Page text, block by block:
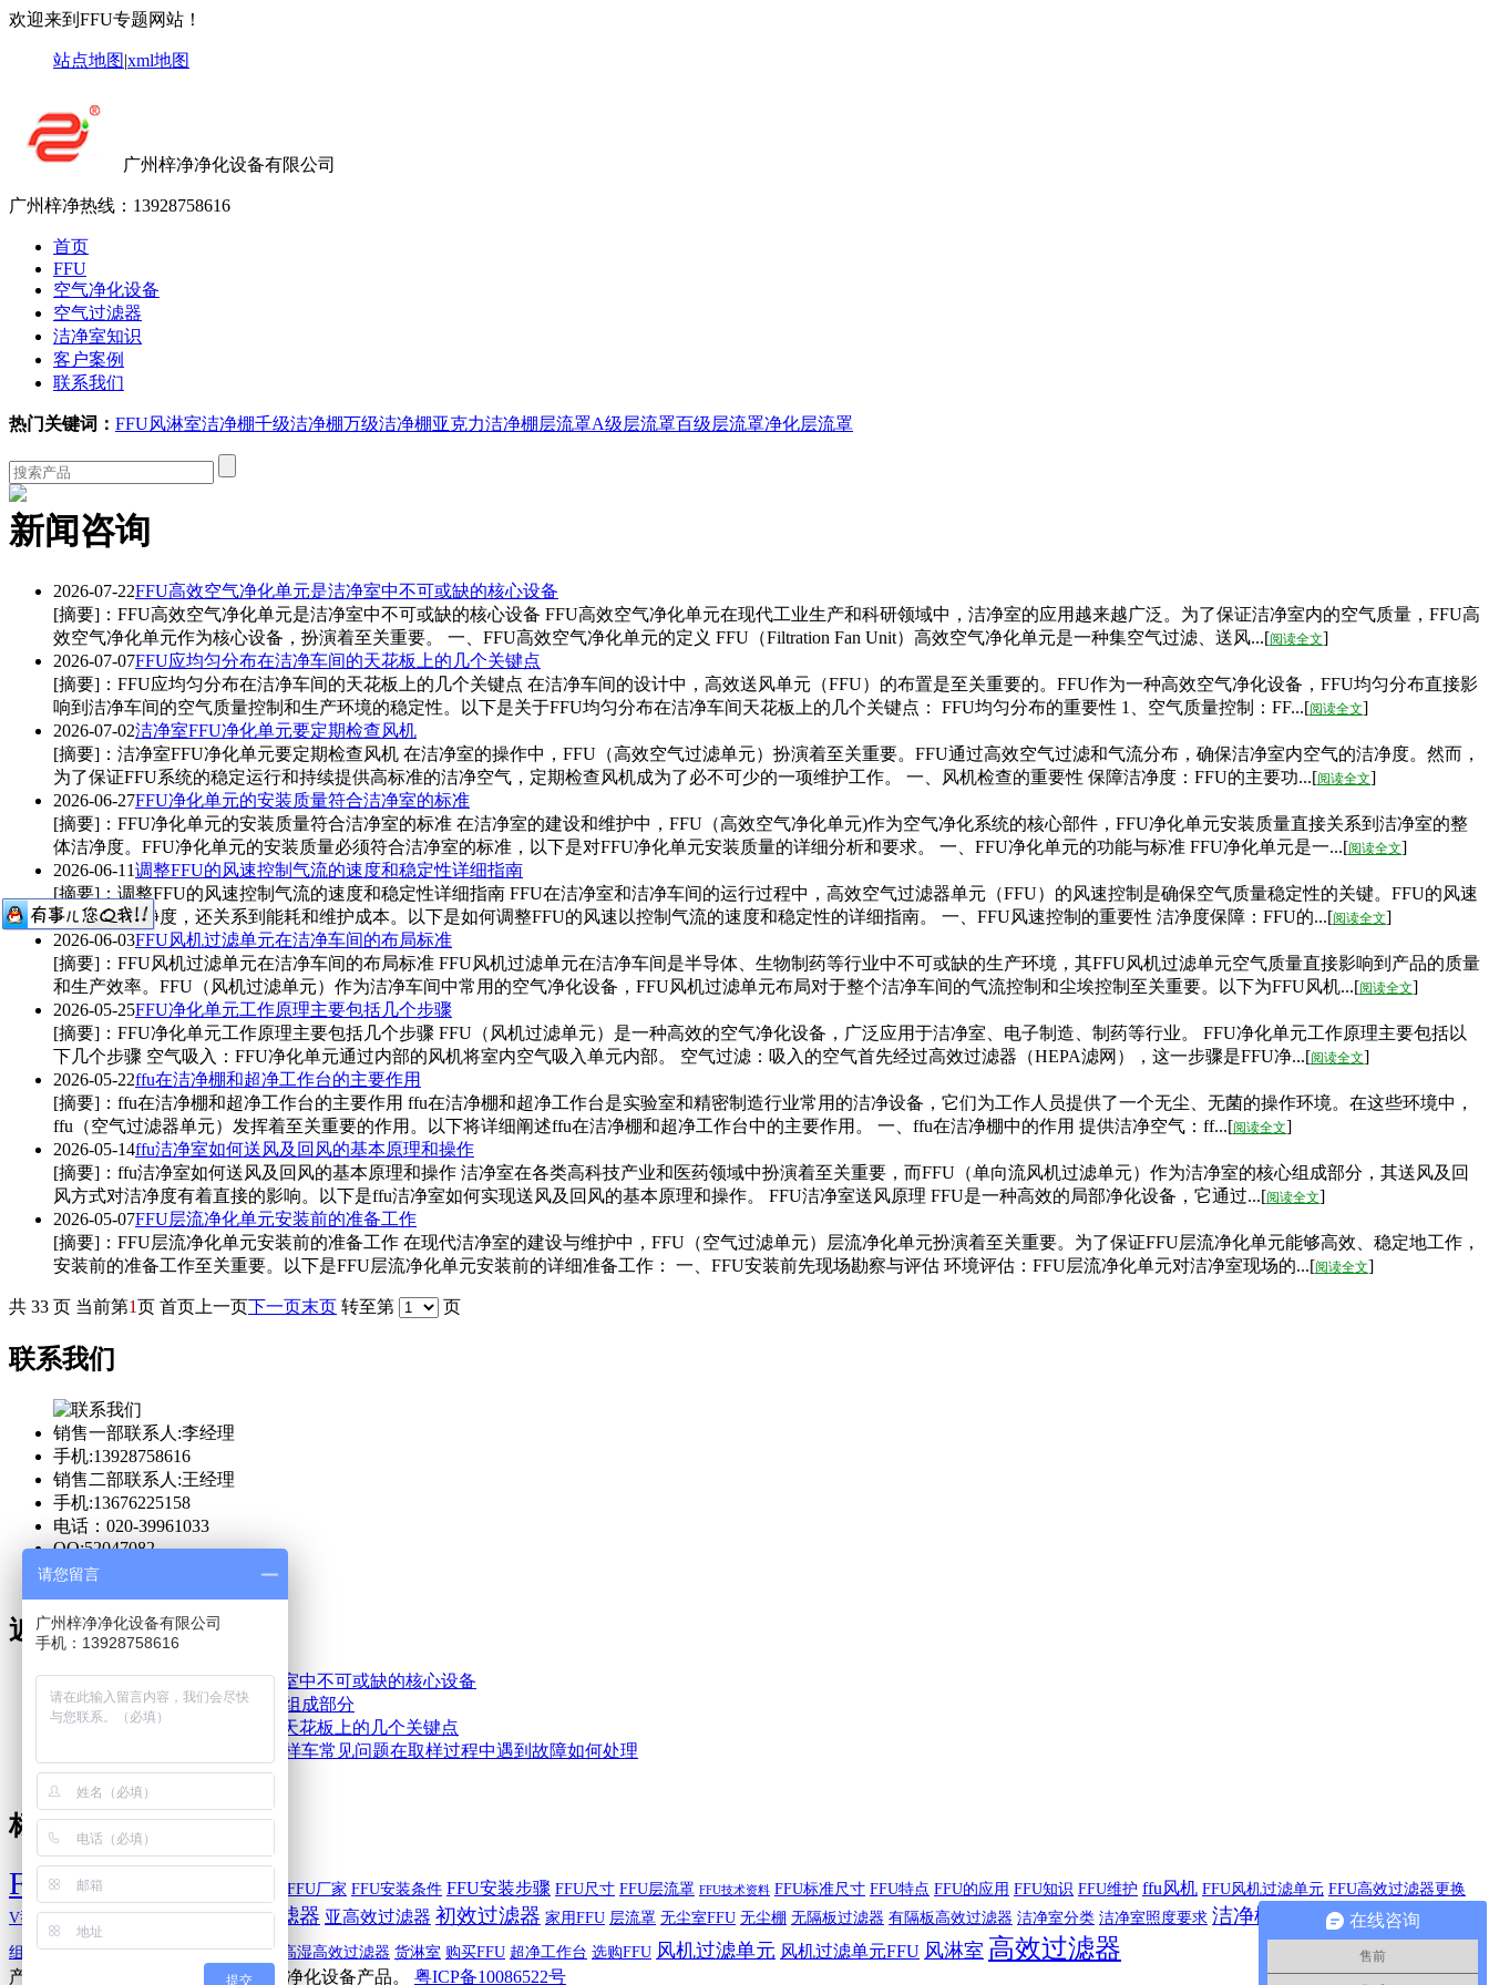
欢迎来到FFU专题网站！
站点地图|xml地图
广州梓净净化设备有限公司
广州梓净热线： 13928758616
首页
FFU
空气净化设备
空气过滤器
洁净室知识
客户案例
联系我们
热门关键词： FFU风淋室洁净棚千级洁净棚万级洁净棚亚克力洁净棚 层流罩A级层流罩百级层流罩净化层流罩
新闻咨询
2026-07-22FFU高效空气净化单元是洁净室中不可或缺的核心设备
[摘要]：FFU高效空气净化单元是洁净室中不可或缺的核心设备 FFU高效空气净化单元在现代工业生产和科研领域中，洁净室的应用越来越广泛。为了保证洁净室内的空气质量，FFU高
效空气净化单元作为核心设备，扮演着至关重要。 一、FFU高效空气净化单元的定义 FFU（Filtration Fan Unit）高效空气净化单元是一种集空气过滤、送风...[阅读全文]
2026-07-07FFU应均匀分布在洁净车间的天花板上的几个关键点
[摘要]：FFU应均匀分布在洁净车间的天花板上的几个关键点 在洁净车间的设计中，高效送风单元（FFU）的布置是至关重要的。FFU作为一种高效空气净化设备，FFU均匀分布直接影
响到洁净车间的空气质量控制和生产环境的稳定性。以下是关于FFU均匀分布在洁净车间天花板上的几个关键点： FFU均匀分布的重要性 1、空气质量控制：FF...[阅读全文]
2026-07-02洁净室FFU净化单元要定期检查风机
[摘要]：洁净室FFU净化单元要定期检查风机 在洁净室的操作中，FFU（高效空气过滤单元）扮演着至关重要。FFU通过高效空气过滤和气流分布，确保洁净室内空气的洁净度。然而，
为了保证FFU系统的稳定运行和持续提供高标准的洁净空气，定期检查风机成为了必不可少的一项维护工作。 一、风机检查的重要性 保障洁净度：FFU的主要功...[阅读全文]
2026-06-27FFU净化单元的安装质量符合洁净室的标准
[摘要]：FFU净化单元的安装质量符合洁净室的标准 在洁净室的建设和维护中，FFU（高效空气净化单元)作为空气净化系统的核心部件，FFU净化单元安装质量直接关系到洁净室的整
体洁净度。FFU净化单元的安装质量必须符合洁净室的标准，以下是对FFU净化单元安装质量的详细分析和要求。 一、FFU净化单元的功能与标准 FFU净化单元是一...[阅读全文]
2026-06-11调整FFU的风速控制气流的速度和稳定性详细指南
[摘要]：调整FFU的风速控制气流的速度和稳定性详细指南 FFU在洁净室和洁净车间的运行过程中，高效空气过滤器单元（FFU）的风速控制是确保空气质量稳定性的关键。FFU的风速
不仅影响洁净度，还关系到能耗和维护成本。以下是如何调整FFU的风速以控制气流的速度和稳定性的详细指南。 一、FFU风速控制的重要性 洁净度保障：FFU的...[阅读全文]
2026-06-03FFU风机过滤单元在洁净车间的布局标准
[摘要]：FFU风机过滤单元在洁净车间的布局标准 FFU风机过滤单元在洁净车间是半导体、生物制药等行业中不可或缺的生产环境，其FFU风机过滤单元空气质量直接影响到产品的质量
和生产效率。FFU（风机过滤单元）作为洁净车间中常用的空气净化设备，FFU风机过滤单元布局对于整个洁净车间的气流控制和尘埃控制至关重要。以下为FFU风机...[阅读全文]
2026-05-25FFU净化单元工作原理主要包括几个步骤
[摘要]：FFU净化单元工作原理主要包括几个步骤 FFU（风机过滤单元）是一种高效的空气净化设备，广泛应用于洁净室、电子制造、制药等行业。 FFU净化单元工作原理主要包括以
下几个步骤 空气吸入：FFU净化单元通过内部的风机将室内空气吸入单元内部。 空气过滤：吸入的空气首先经过高效过滤器（HEPA滤网），这一步骤是FFU净...[阅读全文]
2026-05-22ffu在洁净棚和超净工作台的主要作用
[摘要]：ffu在洁净棚和超净工作台的主要作用 ffu在洁净棚和超净工作台是实验室和精密制造行业常用的洁净设备，它们为工作人员提供了一个无尘、无菌的操作环境。在这些环境中，
ffu（空气过滤器单元）发挥着至关重要的作用。以下将详细阐述ffu在洁净棚和超净工作台中的主要作用。 一、ffu在洁净棚中的作用 提供洁净空气：ff...[阅读全文]
2026-05-14ffu洁净室如何送风及回风的基本原理和操作
[摘要]：ffu洁净室如何送风及回风的基本原理和操作 洁净室在各类高科技产业和医药领域中扮演着至关重要，而FFU（单向流风机过滤单元）作为洁净室的核心组成部分，其送风及回
风方式对洁净度有着直接的影响。以下是ffu洁净室如何实现送风及回风的基本原理和操作。 FFU洁净室送风原理 FFU是一种高效的局部净化设备，它通过...[阅读全文]
2026-05-07FFU层流净化单元安装前的准备工作
[摘要]：FFU层流净化单元安装前的准备工作 在现代洁净室的建设与维护中，FFU（空气过滤单元）层流净化单元扮演着至关重要。为了保证FFU层流净化单元能够高效、稳定地工作，
安装前的准备工作至关重要。以下是FFU层流净化单元安装前的详细准备工作： 一、FFU安装前先现场勘察与评估 环境评估：FFU层流净化单元对洁净室现场的...[阅读全文]
共 33 页 当前第1页 首页 上一页下一页末页 转至第 页
联系我们
销售一部联系人:李经理
手机:13928758616
销售二部联系人:王经理
手机:13676225158
电话：020-39961033
QQ:52047082
近期文章
FFU高效空气净化单元是洁净室中不可或缺的核心设备
层流罩作为洁净车间中的重要组成部分
FFU应均匀分布在洁净车间的天花板上的几个关键点
防爆洁净采样车和防爆层流取样车常见问题在取样过程中遇到故障如何处理
洁净取样车
标签
FFU FFU价格 FFU厂家 FFU安装条件 FFU安装步骤 FFU尺寸 FFU层流罩 FFU技术资料 FFU标准尺寸 FFU特点 FFU的应用 FFU知识 FFU维护 ffu风机 FFU风机过滤单元 FFU高效过滤器更换
V型过滤器 一体化高效过滤器 中效过滤器 亚高效过滤器 初效过滤器 家用FFU 层流罩 无尘室FFU 无尘棚 无隔板过滤器 有隔板高效过滤器 洁净室分类 洁净室照度要求 洁净棚 洁净车间FFU 活性炭过滤器
组合式高效过滤器 耐高温高效过滤器 耐高湿高效过滤器 货淋室 购买FFU 超净工作台 选购FFU 风机过滤单元 风机过滤单元FFU 风淋室 高效过滤器
产营产品： 洁净棚空气净化设备产品。 粤ICP备10086522号
在线咨询
售前
请您留言
广州梓净净化设备有限公司
手机：13928758616
提交